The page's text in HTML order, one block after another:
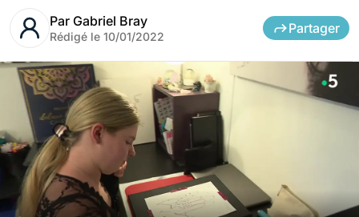
Par Gabriel Bray
Rédigé le 10/01/2022
Partager